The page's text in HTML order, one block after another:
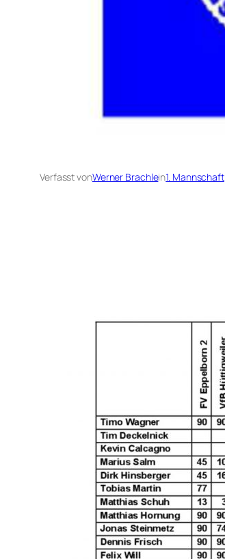
Verfasst vonWerner Brachlein1. Mannschaft